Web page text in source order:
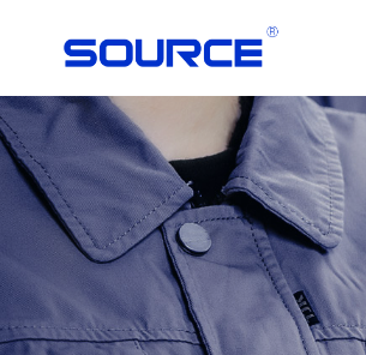
Нефть